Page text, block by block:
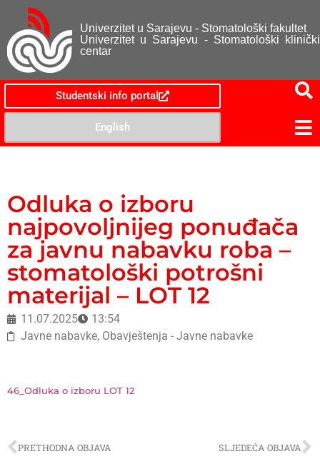
Univerzitet u Sarajevu - Stomatološki fakultet
Univerzitet u Sarajevu - Stomatološki klinički
centar
Studentski info portal
English
Odluka o izboru
najpovoljnijeg ponuđača
za javnu nabavku roba –
stomatološki potrošni
materijal – LOT 12
11.07.2025
13:54
Javne nabavke, Obavještenja - Javne nabavke
46_Odluka o izboru LOT 12
PRETHODNA OBJAVA SLJEDEĆA OBJAVA